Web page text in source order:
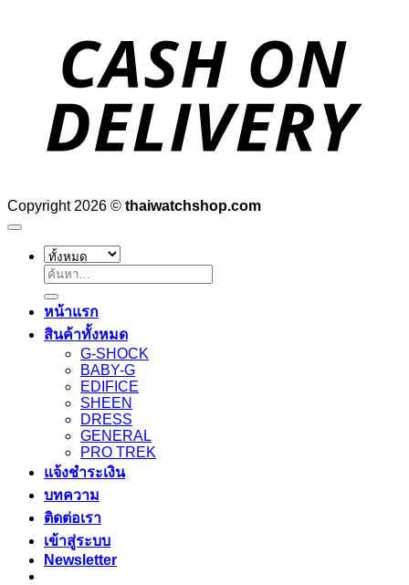
Copyright 2026 © thaiwatchshop.com
ค้นหา:
หน้าแรก
สินค้าทั้งหมด
G-SHOCK
BABY-G
EDIFICE
SHEEN
DRESS
GENERAL
PRO TREK
แจ้งชำระเงิน
บทความ
ติดต่อเรา
เข้าสู่ระบบ
Newsletter